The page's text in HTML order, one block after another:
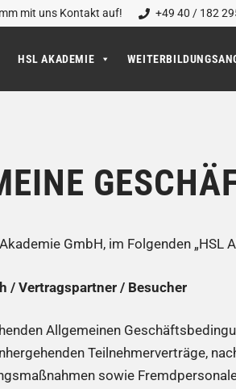
mit uns Kontakt auf! +49 40 / 182
HSL AKADEMIE
GmbH, im Folgenden
/ Vertragspartner / Besucher
Allgemeinen
Teilnehmerverträge,
sowie